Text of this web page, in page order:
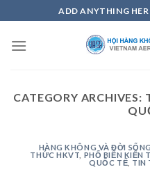
to
content
ADD ANYTHING
CATEGORY ARCHIVES:
HÀNG KHÔNG VÀ ĐỜI SỐNG
THỨC HKVT PHỔ BIẾN KIẾN
QUỐC TẾ TIN